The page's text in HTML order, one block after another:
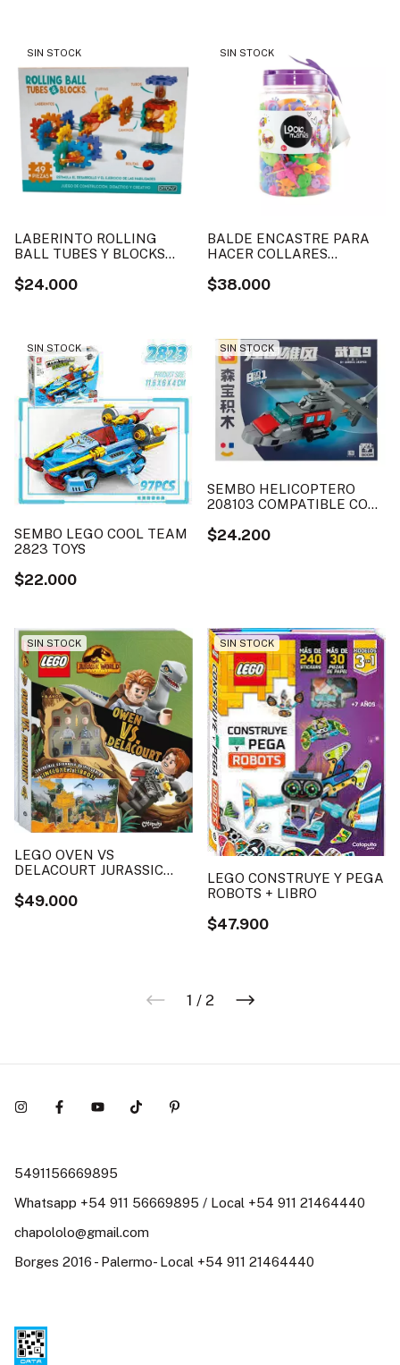
SIN STOCK
LABERINTO ROLLING
BALL TUBES Y BLOCKS
$24.000
SIN STOCK
BALDE ENCASTRE PARA
HACER COLLARES
$38.000
SIN STOCK
SEMBO LEGO COOL TEAM
2823 TOYS
$22.000
SIN STOCK
SEMBO HELICOPTERO
208103 COMPATIBLE CON
$24.200
SIN STOCK
LEGO OVEN VS
DELACOURT JURASSIC
$49.000
SIN STOCK
LEGO CONSTRUYE Y PEGA
ROBOTS + LIBRO
$47.900
1 / 2
5491156669895
Whatsapp +54 911 56669895 / Local +54 911 21464440
chapololo@gmail.com
Borges 2016 - Palermo- Local +54 911 21464440